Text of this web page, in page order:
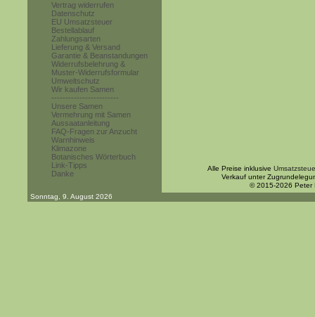
Vertrag widerrufen
Datenschutz
EU Umsatzsteuer
Bestellablauf
Zahlungsarten
Lieferung & Versand
Garantie & Beanstandungen
Widerrufsbelehrung &
Muster-Widerrufsformular
Umweltschutz
Wir kaufen Samen
------------------------
Unsere Samen
Vermehrung mit Samen
Aussaatanleitung
FAQ-Fragen zur Anzucht
Warnhinweis
Klimazone
Botanisches Wörterbuch
Link-Tipps
Danke
Alle Preise inklusive
Verkauf unter
© 2015-2026 Peter
Sonntag, 9. August 2026